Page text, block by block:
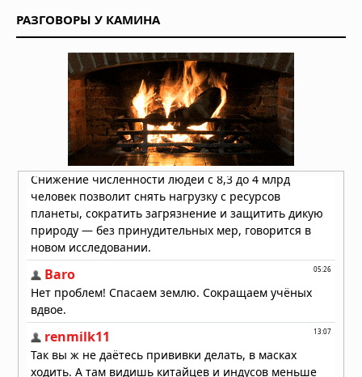
Вчера в 06:30
звёздные врата: загадки ледяного
континента
05.08.2026 в 07:54
Расшифрованный свиток рассказал
о последних часах Платона
05.08.2026 в 07:15
В Румынии нашли пещеру,
запечатанную 5,5 миллиона лет:
внутри оказался живой мир, никогда
не видевший солнца
05.08.2026 в 07:11
гробницы польского короля
Кто на самом деле построил
загадочные каменные города
РАЗГОВОРЫ У КАМИНА